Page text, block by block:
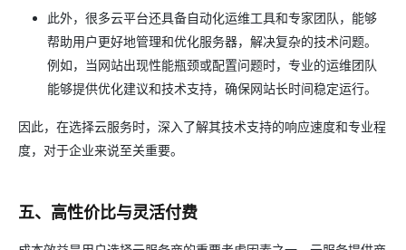
此外，很多云平台还具备自动化运维工具和专家团队，能够
帮助用户更好地管理和优化服务器，解决复杂的技术问题。
例如，当网站出现性能瓶颈或配置问题时，专业的运维团队
能够提供优化建议和技术支持，确保网站长时间稳定运行。
因此，在选择云服务时，深入了解其技术支持的响应速度和专业程
度，对于企业来说至关重要。
五、高性价比与灵活付费